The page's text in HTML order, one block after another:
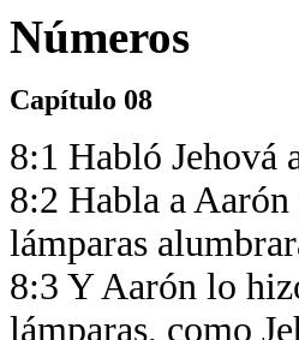
Números
Capítulo 08
8:1 Habló Jehová
8:2 Habla a
lámparas
8:3 Y Aarón lo
lámparas, como